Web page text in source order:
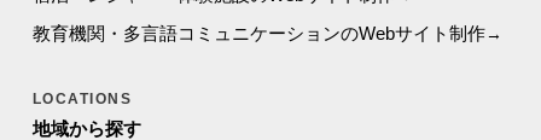
教育機関・多言語コミュニケーションのWebサイト制作
LOCATIONS
地域から探す